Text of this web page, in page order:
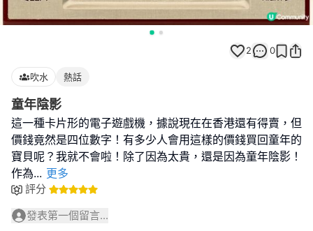
2 0
吹水 熱話
童年陰影
這一種卡片形的電子遊戲機，據說現在在香港還有得賣，但
價錢竟然是四位數字！有多少人會用這樣的價錢買回童年的
寶貝呢？我就不會啦！除了因為太貴，還是因為童年陰影！
作為... 更多
評分
發表第一個留言...